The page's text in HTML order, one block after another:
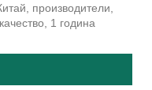
производители,
1 година